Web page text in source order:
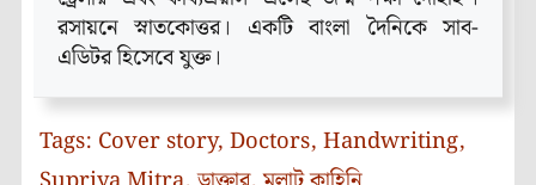
রসায়নে স্নাতকোত্তর। একটি বাংলা দৈনিকে সাব-
এডিটর হিসেবে যুক্ত।
Tags: Cover story, Doctors, Handwriting,